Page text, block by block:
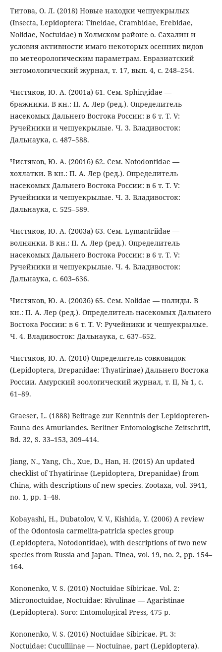
Титова, О. Л. (2018) Новые находки чешуекрылых
(Insecta, Lepidoptera: Tineidae, Crambidae, Erebidae,
Nolidae, Noctuidae) в Холмском районе о. Сахалин и
условия активности имаго некоторых осенних видов
по метеорологическим параметрам. Евразиатский
энтомологический журнал, т. 17, вып. 4, с. 248–254.
Чистяков, Ю. А. (2001а) 61. Сем. Sphingidae —
бражники. В кн.: П. А. Лер (ред.). Определитель
насекомых Дальнего Востока России: в 6 т. Т. V:
Ручейники и чешуекрылые. Ч. 3. Владивосток:
Дальнаука, с. 487–588.
Чистяков, Ю. А. (2001б) 62. Сем. Notodontidae —
хохлатки. В кн.: П. А. Лер (ред.). Определитель
насекомых Дальнего Востока России: в 6 т. Т. V:
Ручейники и чешуекрылые. Ч. 3. Владивосток:
Дальнаука, с. 525–589.
Чистяков, Ю. А. (2003а) 63. Сем. Lymantriidae —
волнянки. В кн.: П. А. Лер (ред.). Определитель
насекомых Дальнего Востока России: в 6 т. Т. V:
Ручейники и чешуекрылые. Ч. 4. Владивосток:
Дальнаука, с. 603–636.
Чистяков, Ю. А. (2003б) 65. Сем. Nolidae — нолиды. В
кн.: П. А. Лер (ред.). Определитель насекомых Дальнего
Востока России: в 6 т. Т. V: Ручейники и чешуекрылые.
Ч. 4. Владивосток: Дальнаука, с. 637–652.
Чистяков, Ю. А. (2010) Определитель совковидок
(Lepidoptera, Drepanidae: Thyatirinae) Дальнего Востока
России. Амурский зоологический журнал, т. II, № 1, с.
61–89.
Graeser, L. (1888) Beitrage zur Kenntnis der Lepidopteren-
Fauna des Amurlandes. Berliner Entomologische Zeitschrift,
Bd. 32, S. 33–153, 309–414.
Jiang, N., Yang, Ch., Xue, D., Han, H. (2015) An updated
checklist of Thyatirinae (Lepidoptera, Drepanidae) from
China, with descriptions of new species. Zootaxa, vol. 3941,
no. 1, pp. 1–48.
Kobayashi, H., Dubatolov, V. V., Kishida, Y. (2006) A review
of the Odontosia carmelita-patricia species group
(Lepidoptera, Notodontidae), with descriptions of two new
species from Russia and Japan. Tinea, vol. 19, no. 2, pp. 154–
164.
Kononenko, V. S. (2010) Noctuidae Sibiricae. Vol. 2:
Micronoctuidae, Noctuidae: Rivulinae — Agaristinae
(Lepidoptera). Soro: Entomological Press, 475 p.
Kononenko, V. S. (2016) Noctuidae Sibiricae. Pt. 3:
Noctuidae: Cuculliinae — Noctuinae, part (Lepidoptera).